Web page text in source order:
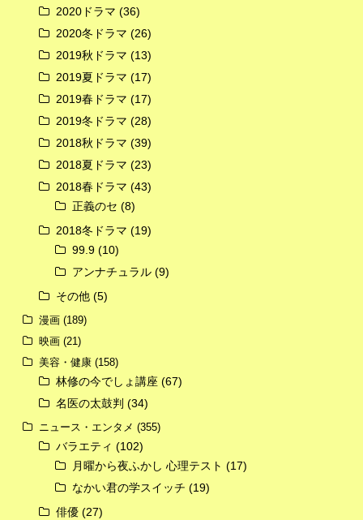
2020ドラマ (36)
2020冬ドラマ (26)
2019秋ドラマ (13)
2019夏ドラマ (17)
2019春ドラマ (17)
2019冬ドラマ (28)
2018秋ドラマ (39)
2018夏ドラマ (23)
2018春ドラマ (43)
正義のセ (8)
2018冬ドラマ (19)
99.9 (10)
アンナチュラル (9)
その他 (5)
漫画 (189)
映画 (21)
美容・健康 (158)
林修の今でしょ講座 (67)
名医の太鼓判 (34)
ニュース・エンタメ (355)
バラエティ (102)
月曜から夜ふかし 心理テスト (17)
なかい君の学スイッチ (19)
俳優 (27)